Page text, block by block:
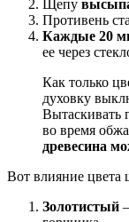
Щепу
Противень
Каждые 20
ее через
Как только
духовку
Вытаскивать
во время
древесина
Вот влияние цвета
Золотистый